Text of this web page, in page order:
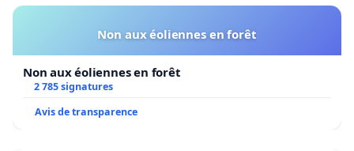
Non aux éoliennes en forêt
Non aux éoliennes en forêt
2 785 signatures
Avis de transparence